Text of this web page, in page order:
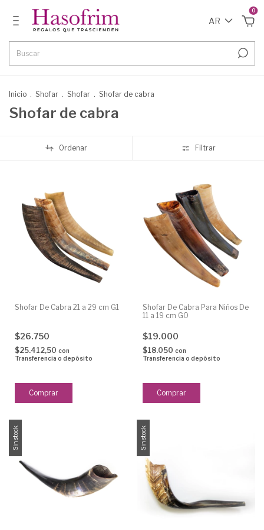
AR
0
Inicio . Shofar . Shofar . Shofar de cabra
Shofar de cabra
Ordenar Filtrar
Shofar De Cabra 21 a 29 cm G1
$26.750
$25.412,50 con
Transferencia o depósito
Shofar De Cabra Para Niños De
11 a 19 cm G0
$19.000
$18.050 con
Transferencia o depósito
Sin stock Sin stock